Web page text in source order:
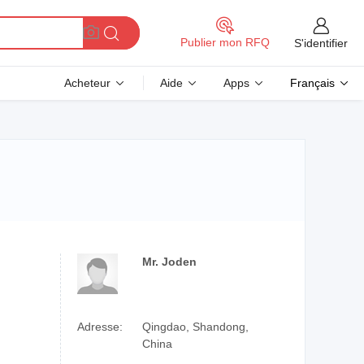
Publier mon RFQ S'identifier
Acheteur Aide Apps Français
Mr. Joden
Adresse:
Qingdao, Shandong,
China